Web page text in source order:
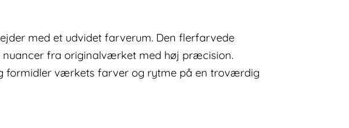
med et udvidet farverum. Den flerfarvede
nuancer fra originalværket med høj præcision.
formidler værkets farver og rytme på en troværdig